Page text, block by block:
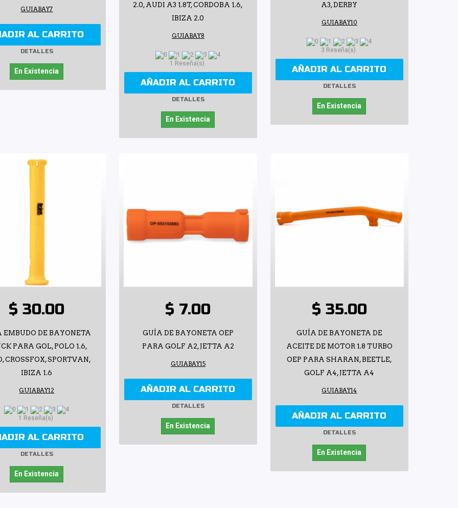
GUIABAY7
AL CARRITO
DETALLES
En Existencia
2.0, AUDI A3 1.8T, CORDOBA 1.6,
IBIZA 2.0
GUIABAY8
1 Reseña(s)
AÑADIR AL CARRITO
DETALLES
En Existencia
A3, DERBY
GUIABAY10
3 Reseña(s)
AÑADIR AL CARRITO
DETALLES
En Existencia
$ 30.00
EMBUDO DE BAYONETA
PARA GOL, POLO 1.6,
CROSSFOX, SPORTVAN,
IBIZA 1.6
GUIABAY12
1 Reseña(s)
AL CARRITO
DETALLES
En Existencia
$ 7.00
GUÍA DE BAYONETA OEP
PARA GOLF A2, JETTA A2
GUIABAY15
AÑADIR AL CARRITO
DETALLES
En Existencia
$ 35.00
GUÍA DE BAYONETA DE
ACEITE DE MOTOR 1.8 TURBO
OEP PARA SHARAN, BEETLE,
GOLF A4, JETTA A4
GUIABAY14
AÑADIR AL CARRITO
DETALLES
En Existencia